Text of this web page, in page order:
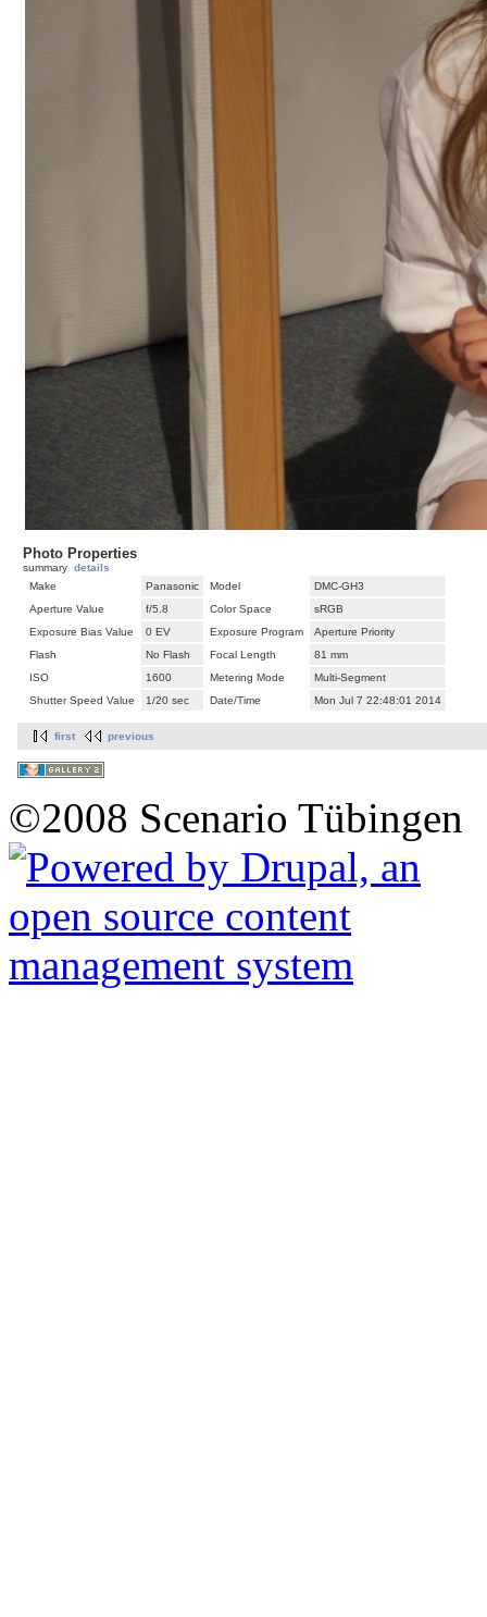
Photo Properties
summary details
Make
Panasonic Model
DMC-GH3
Aperture Value
f/5.8 Color Space
sRGB
Exposure Bias Value
0 EV Exposure Program
Aperture Priority
Flash
No Flash Focal Length
81 mm
ISO
1600 Metering Mode
Multi-Segment
Shutter Speed Value
1/20 sec Date/Time Mon Jul 7 22:48:01 2014
first previous
©2008 Scenario Tübingen